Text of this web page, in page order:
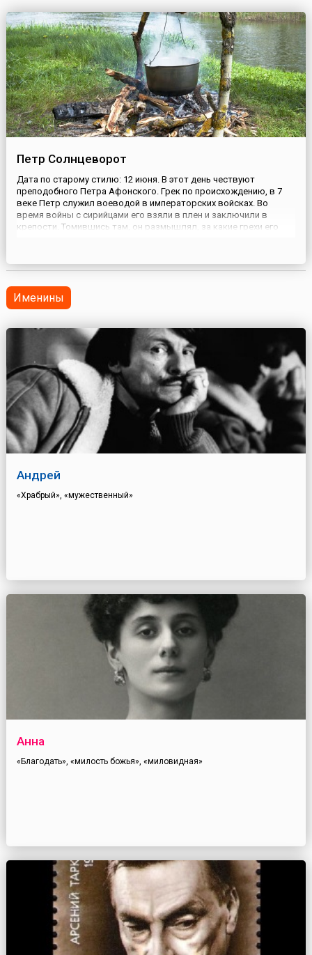
Петр Солнцеворот
Дата по старому стилю: 12 июня. В этот день чествуют
преподобного Петра Афонского. Грек по происхождению, в 7
веке Петр служил воеводой в императорских войсках. Во
время войны с сирийцами его взяли в плен и заключили в
крепости. Томившись там, он размышлял, за какие грехи его
соблю...
Именины
Андрей
«Храбрый», «мужественный»
Анна
«Благодать», «милость божья», «миловидная»